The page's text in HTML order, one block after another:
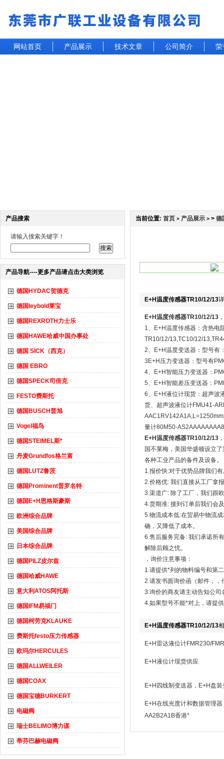
网站首页 产品展示 技术文章 公司简介 荣
产品搜索
请输入搜索关键字！
产品导航----更多产品请点击大类浏览
德国HYDAC贺德克
德国leybold莱宝
德国REXROTH力士乐
德国HAWE哈威中国办事处
德国 SICK（西克）
德国 EBRO
德国SPECK司倍克
FESTO费斯托
德国BUSCH普旭
Vogel福鸟
德国STEIMEL斯*
丹麦Grundfos格兰富
德国LUTZ鲁茨
德国Prominent普罗名特
德国E+H恩格斯豪斯
欧洲综合品牌
美国综合品牌
日本综合品牌
德国PILZ皮尔兹
德国哈威HAWE
意大利ATOS阿托斯
德国IFM易福门
德国柯劳克KLAUKE
费斯托festo压力传感器
欧玛尔HERCULES
德国ALLWEILER
德国COAX
德国宝德BURKERT
电磁阀
瑞士BELIMO博力谋
蒂芬巴赫电磁阀
当前位置: 首页 > 产品展示 > > 德
E+H温度传感器TR10/12/13
E+H温度传感器TR10/12/13
1、E+H温度传感器：含热电
TR10/12/13,TC10/12/
2、E+H温度变送器：型号有
3E+H压力变送器：型号有
4、E+H智能压力变送器：
5、E+H智能差压变送器：
6、E+H液位计现货：超声波
货、超声波液位计FMU41-
量计80M50-
E+H温度传感器TR10/12/13
国不莱梅，美国华盛顿设立
各种工业产品的备件及设备。
1.报价快:对于优势品牌我们
2.价格优: 我们直接从工厂拿
3.渠道广: 除了工厂，我们跟
4.货期准: 接到订单后我们会
5.物流成本低:在贸易中物流
确，又降低了成本。
6.售后服务完备: 我们承诺所
解除后顾之忧。
，询价注意事项：
1.请提供*列的物料编号和第
2.请发书面询价函（邮件，
3.询价的商友请主动告知公司
4.如果型号不能*对上，请提
E+H温度传感器TR10/12/13
E+H雷达液位计FMR230/
E+H液位计现货供应
E+H四线制变送器，E+H盘装
E+H在线光度计和数据管理
AA2B2A1B香港*